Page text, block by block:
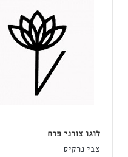
לוגו צורני פרח
צבי נרקיס